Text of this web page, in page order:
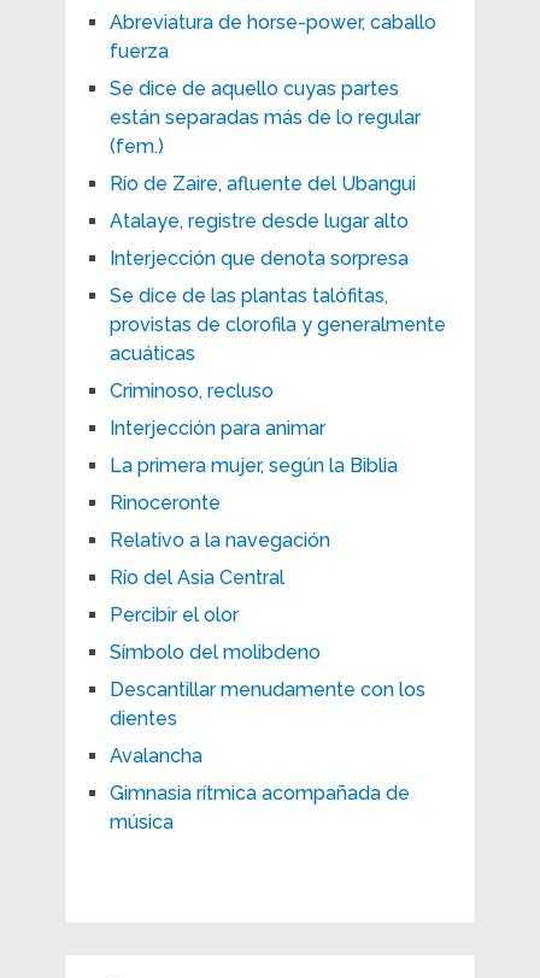
Abreviatura de horse-power, caballo
fuerza
Se dice de aquello cuyas partes
están separadas más de lo regular
(fem.)
Río de Zaire, afluente del Ubangui
Atalaye, registre desde lugar alto
Interjección que denota sorpresa
Se dice de las plantas talófitas,
provistas de clorofila y generalmente
acuáticas
Criminoso, recluso
Interjección para animar
La primera mujer, según la Biblia
Rinoceronte
Relativo a la navegación
Río del Asia Central
Percibir el olor
Símbolo del molibdeno
Descantillar menudamente con los
dientes
Avalancha
Gimnasia rítmica acompañada de
música